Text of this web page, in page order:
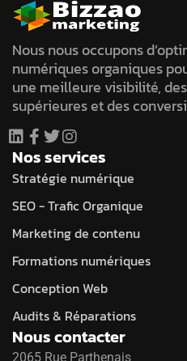
Nous nous occupons
numériques organiques
une meilleure visibilité,
supérieures et des
Nos services
Stratégie numérique
SEO - Trafic Organique
Marketing de contenu
Formations numériques
Conception Web
Audits & Réparations
Nous contacter
2065 Rue Parthenais